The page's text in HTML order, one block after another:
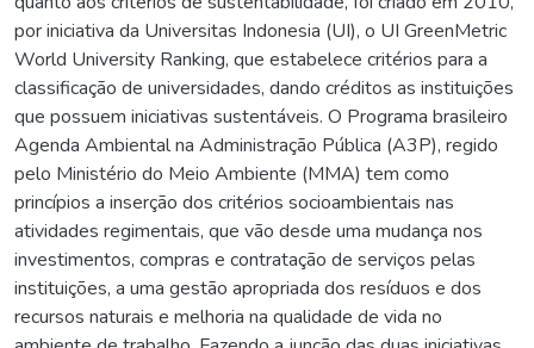
por iniciativa da Universitas Indonesia (UI), o UI GreenMetric
World University Ranking, que estabelece critérios para a
classificação de universidades, dando créditos as instituições
que possuem iniciativas sustentáveis. O Programa brasileiro
Agenda Ambiental na Administração Pública (A3P), regido
pelo Ministério do Meio Ambiente (MMA) tem como
princípios a inserção dos critérios socioambientais nas
atividades regimentais, que vão desde uma mudança nos
investimentos, compras e contratação de serviços pelas
instituições, a uma gestão apropriada dos resíduos e dos
recursos naturais e melhoria na qualidade de vida no